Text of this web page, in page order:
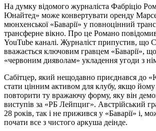
На думку відомого журналіста Фабріціо
Юнайтед» може конвертувати оренду
мюнхенської «Баварії» у повноцінний
трансферне вікно. Про це Романо
YouTube каналі. Журналіст припустив, що
вважається ключовим гравцем «Баварії»,
«червоним дияволам» укладення угоди з
Сабітцер, який нещодавно приєднався до
стати цінним активом для клубу, якщо йому
повторити ту вражаючу форму, яку він
виступів за «РБ Лейпциг». Австрійський
28 років, так і не прижився у «Баварії» і,
почати все з чистого аркуша деінде.